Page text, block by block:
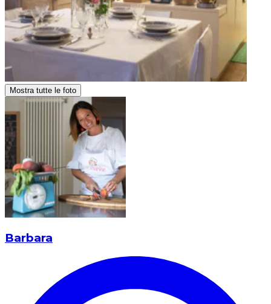
Mostra tutte le foto
Barbara